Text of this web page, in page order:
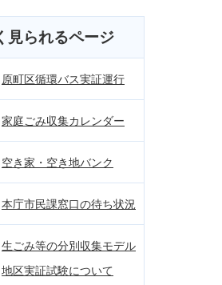
見られるページ
原町区循環バス実証運行
家庭ごみ収集カレンダー
空き家・空き地バンク
本庁市民課窓口の待ち状況
生ごみ等の分別収集モデル
地区実証試験について